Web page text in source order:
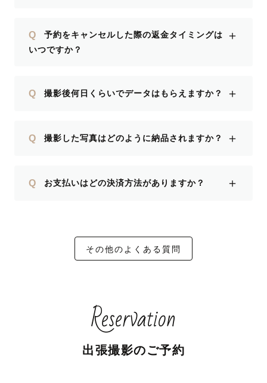
Q
予約をキャンセルした際の返金タイミングは
いつですか？
＋
Q 撮影後何日くらいでデータはもらえますか？ ＋
Q 撮影した写真はどのように納品されますか？ ＋
Q お支払いはどの決済方法がありますか？ ＋
その他のよくある質問
Reservation
出張撮影のご予約